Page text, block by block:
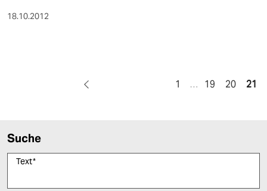
18.10.2012
1 … 19 20 21
Suche
Text*